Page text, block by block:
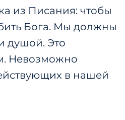
из Писания: чтобы
Бога. Мы должны
душой. Это
Невозможно
в нашей